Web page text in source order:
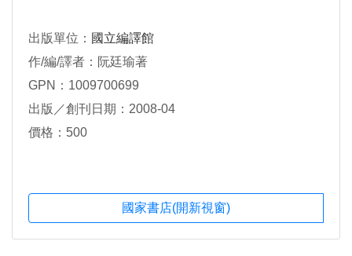
出版單位： 國立編譯館
作/編/譯者：阮廷瑜著
GPN：1009700699
出版／創刊日期：2008-04
價格：500
國家書店(開新視窗)